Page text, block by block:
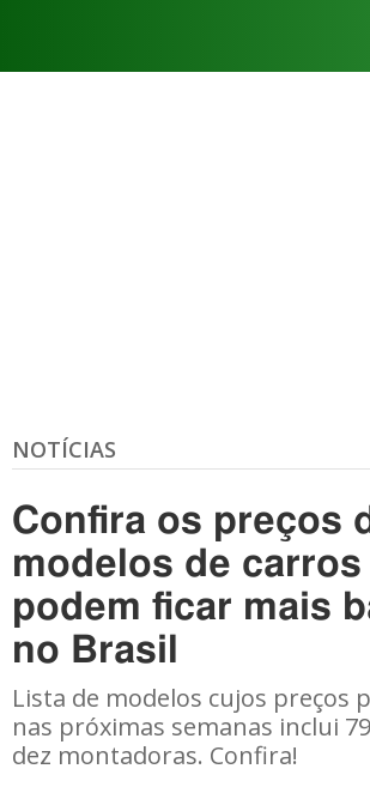
NOTÍCIAS
Confira os preços
modelos de carros
podem ficar mais
no Brasil
Lista de modelos cujos preços
nas próximas semanas inclui
dez montadoras. Confira!